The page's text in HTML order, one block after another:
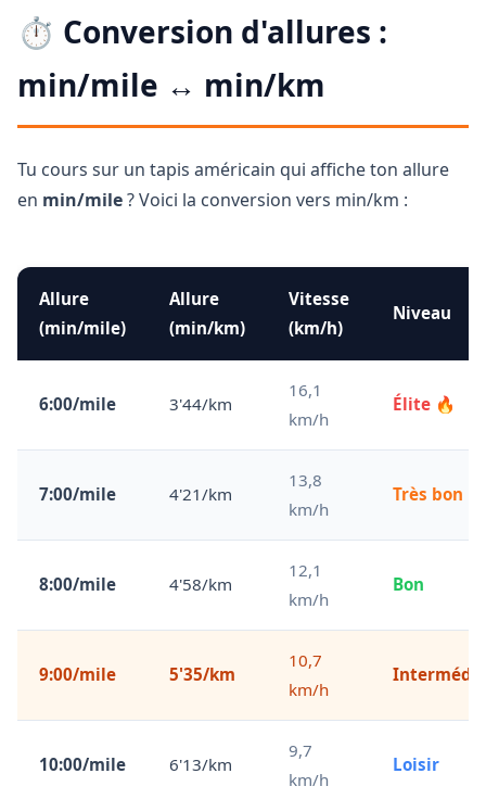
⏱️ Conversion d'allures :
min/mile ↔ min/km
Tu cours sur un tapis américain qui affiche ton allure
en min/mile? Voici la conversion vers min/km :
Allure
(min/mile)
Allure
(min/km)
Vitesse
(km/h)
Niveau
6:00/mile 3'44/km
16,1
km/h
Élite 🔥
7:00/mile 4'21/km
13,8
km/h
Très bon
8:00/mile 4'58/km
12,1
km/h
Bon
9:00/mile 5'35/km
10,7
km/h
10:00/mile 6'13/km
9,7
km/h
Loisir